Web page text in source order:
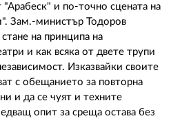
"Арабеск" и по-точно сцената на
Зам.-министър Тодоров
на принципа на
и как всяка от двете трупи
Изказвайки своите
с обещанието за повторна
и да се чуят и техните
опит за среща остава без